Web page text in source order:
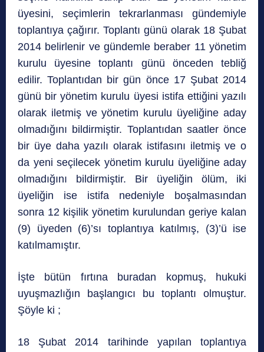
üyesini, seçimlerin tekrarlanması gündemiyle
toplantıya çağırır. Toplantı günü olarak 18 Şubat
2014 belirlenir ve gündemle beraber 11 yönetim
kurulu üyesine toplantı günü önceden tebliğ
edilir. Toplantıdan bir gün önce 17 Şubat 2014
günü bir yönetim kurulu üyesi istifa ettiğini yazılı
olarak iletmiş ve yönetim kurulu üyeliğine aday
olmadığını bildirmiştir. Toplantıdan saatler önce
bir üye daha yazılı olarak istifasını iletmiş ve o
da yeni seçilecek yönetim kurulu üyeliğine aday
olmadığını bildirmiştir. Bir üyeliğin ölüm, iki
üyeliğin ise istifa nedeniyle boşalmasından
sonra 12 kişilik yönetim kurulundan geriye kalan
(9) üyeden (6)’sı toplantıya katılmış, (3)’ü ise
katılmamıştır.
İşte bütün fırtına buradan kopmuş, hukuki
uyuşmazlığın başlangıcı bu toplantı olmuştur.
Şöyle ki ;
18 Şubat 2014 tarihinde yapılan toplantıya